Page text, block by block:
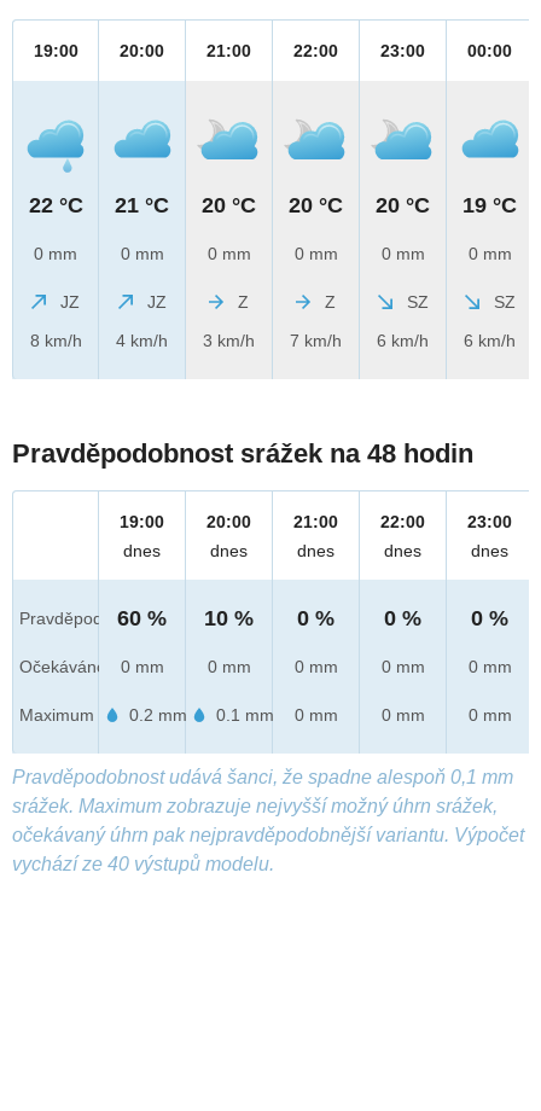
19:00
22 °C
0 mm
JZ
8 km/h
20:00
21 °C
0 mm
JZ
4 km/h
21:00
20 °C
0 mm
Z
3 km/h
22:00
20 °C
0 mm
Z
7 km/h
23:00
20 °C
0 mm
SZ
6 km/h
00:00
19 °C
0 mm
SZ
6 km/h
Pravděpodobnost srážek na 48 hodin
Pravděpod.
Očekáváno
Maximum
19:00
dnes
60 %
0 mm
0.2 mm
20:00
dnes
10 %
0 mm
0.1 mm
21:00
dnes
0 %
0 mm
0 mm
22:00
dnes
0 %
0 mm
0 mm
23:00
dnes
0 %
0 mm
0 mm
Pravděpodobnost udává šanci, že spadne alespoň 0,1 mm
srážek. Maximum zobrazuje nejvyšší možný úhrn srážek,
očekávaný úhrn pak nejpravděpodobnější variantu. Výpočet
vychází ze 40 výstupů modelu.